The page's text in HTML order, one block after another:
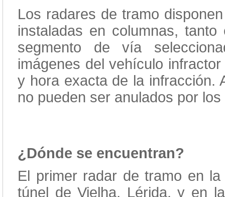
Los radares de tramo
instaladas en columnas,
segmento de vía
imágenes del vehículo
y hora exacta de la infracción.
no pueden ser anulados por
¿Dónde se encuentran?
El primer radar de tramo en
túnel de Vielha, Lérida, y en